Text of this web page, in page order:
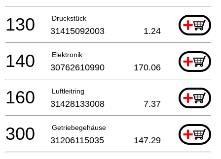
Druckstück +
130 31415092003 1.24
Elektronik +
140 30762610990 170.06
Luftleitring +
160 31428133008 7.37
Getriebegehäuse +
300 31206115035 147.29